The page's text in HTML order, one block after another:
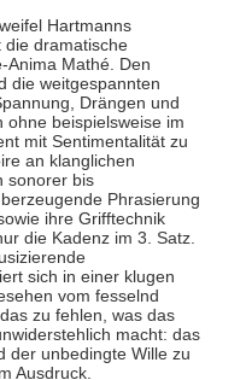
Hartmanns
die dramatische
Anima Mathé. Den
die weitgespannten
Drängen und
ohne beispielsweise im
mit Sentimentalität zu
an klanglichen
sonorer bis
Phrasierung
ihre Grifftechnik
die Kadenz im 3. Satz.
sich in einer klugen
vom fesselnd
zu fehlen, was das
macht: das
der unbedingte Wille zu
Ausdruck.